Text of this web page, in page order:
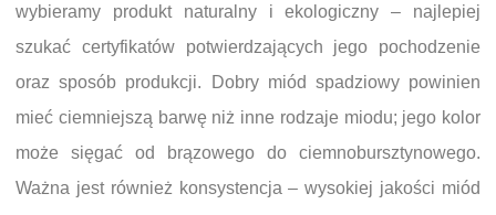
wybieramy produkt naturalny i ekologiczny – najlepiej
szukać certyfikatów potwierdzających jego pochodzenie
oraz sposób produkcji. Dobry miód spadziowy powinien
mieć ciemniejszą barwę niż inne rodzaje miodu; jego kolor
może sięgać od brązowego do ciemnobursztynowego.
Ważna jest również konsystencja – wysokiej jakości miód